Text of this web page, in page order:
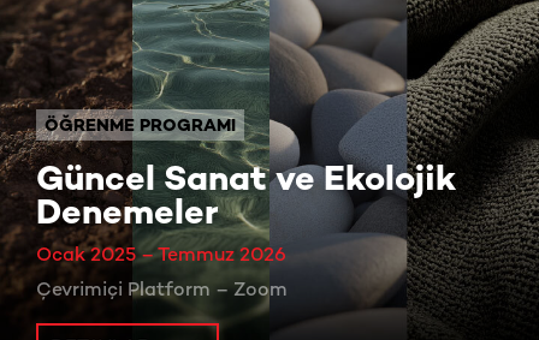
ÖĞRENME PROGRAMI
Güncel Sanat ve Ekolojik
Denemeler
Ocak 2025 – Temmuz 2026
Çevrimiçi Platform – Zoom